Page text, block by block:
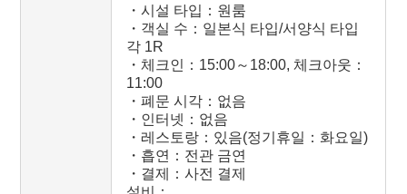
・시설 타입：원룸
・객실 수：일본식 타입/서양식 타입
각 1R
・체크인：15:00～18:00, 체크아웃：
11:00
・폐문 시각：없음
・인터넷：없음
・레스토랑：있음(정기휴일：화요일)
・흡연：전관 금연
・결제：사전 결제